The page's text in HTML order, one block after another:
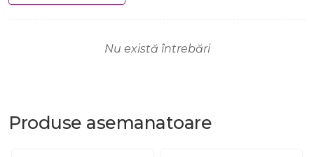
Nu există întrebări
Produse asemanatoare